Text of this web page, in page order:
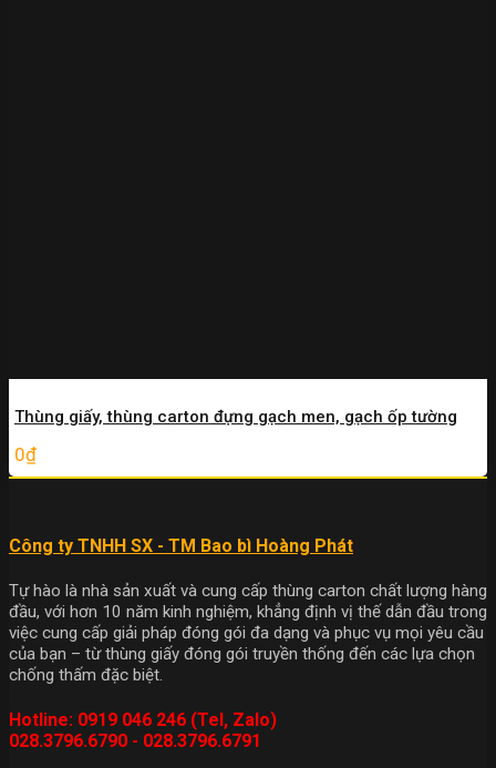
Thùng giấy, thùng carton đựng gạch men, gạch ốp tường
0₫
Công ty TNHH SX - TM Bao bì Hoàng Phát
Tự hào là nhà sản xuất và cung cấp thùng carton chất lượng hàng
đầu, với hơn 10 năm kinh nghiệm, khẳng định vị thế dẫn đầu trong
việc cung cấp giải pháp đóng gói đa dạng và phục vụ mọi yêu cầu
của bạn – từ thùng giấy đóng gói truyền thống đến các lựa chọn
chống thấm đặc biệt.
Hotline: 0919 046 246 (Tel, Zalo)
028.3796.6790 - 028.3796.6791